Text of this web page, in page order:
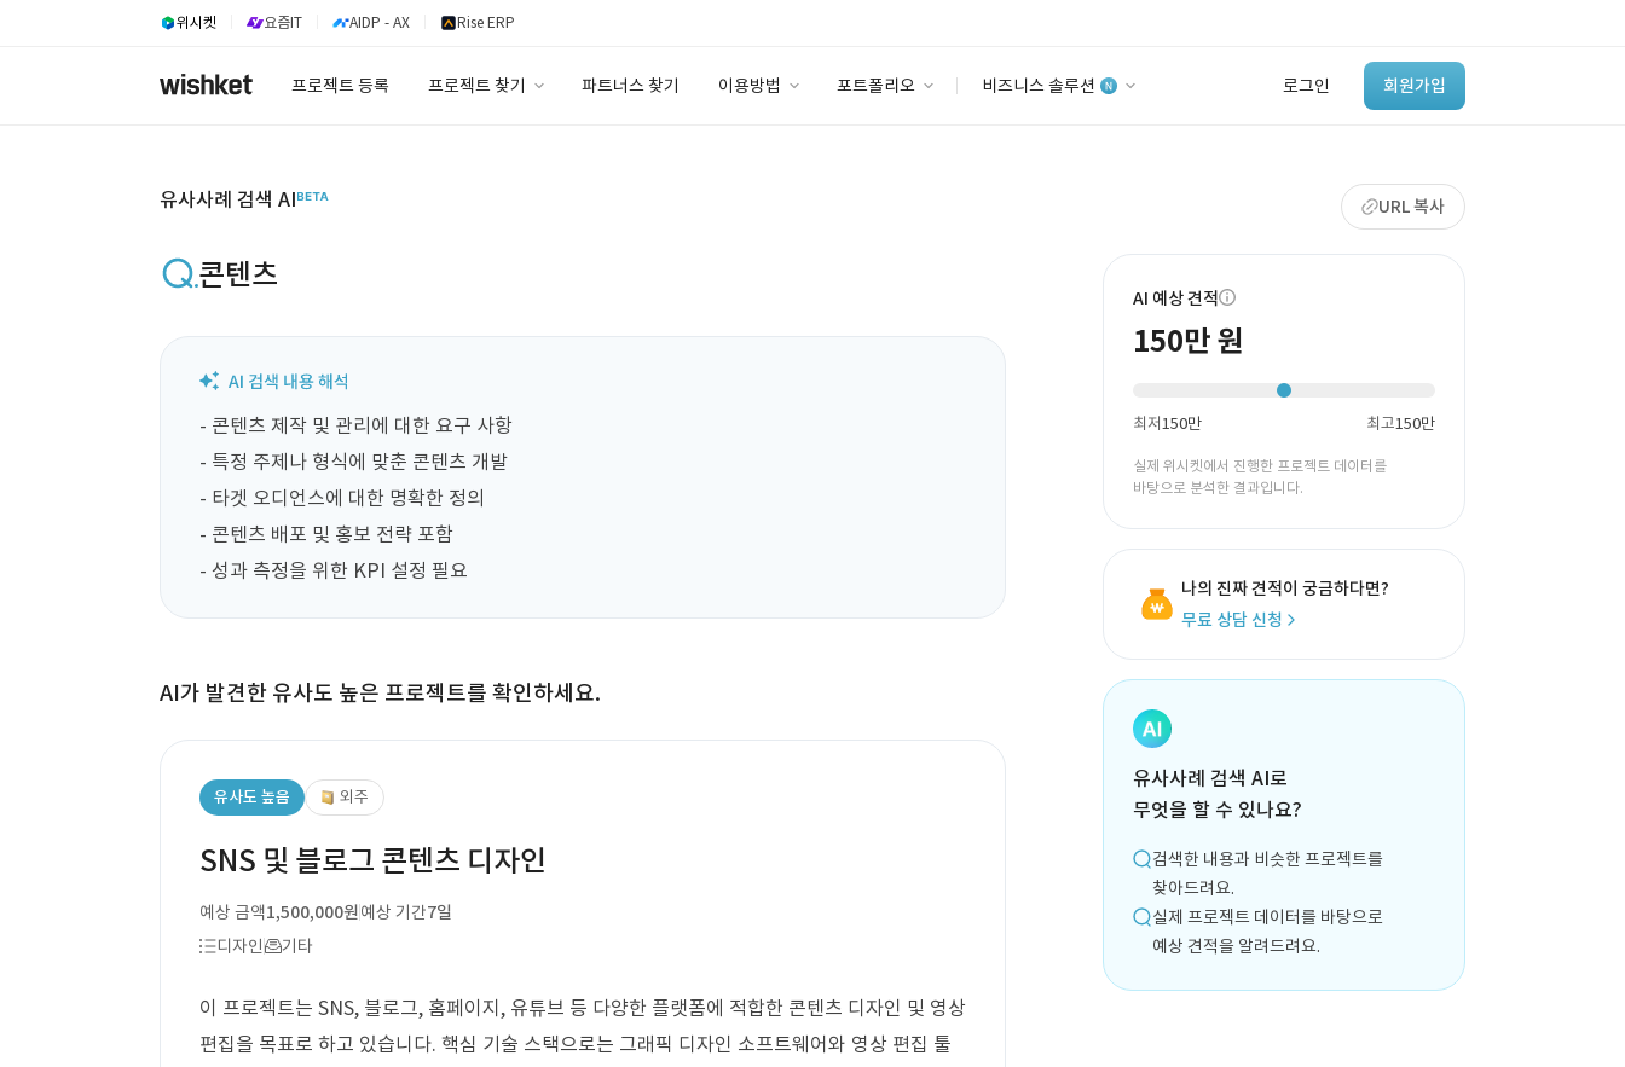
위시켓 요즘IT AIDP - AX Rise ERP
프로젝트 등록 프로젝트 찾기 파트너스 찾기 이용방법 포트폴리오 비즈니스 솔루션 로그인 회원가입
‘이런 거’ 만들어본
개발 회사 있어?
바로가기
유사사례 검색 AI URL 복사
콘텐츠
- 콘텐츠 제작 및 관리에 대한 요구 사항
- 특정 주제나 형식에 맞춘 콘텐츠 개발
- 타겟 오디언스에 대한 명확한 정의
- 콘텐츠 배포 및 홍보 전략 포함
- 성과 측정을 위한 KPI 설정 필요
AI가 발견한 유사도 높은 프로젝트를 확인하세요.
유사도 높음 외주
SNS 및 블로그 콘텐츠 디자인
예상 금액1,500,000원예상 기간7일
디자인
기타
이 프로젝트는 SNS, 블로그, 홈페이지, 유튜브 등 다양한 플랫폼에 적합한 콘텐츠 디자인 및 영상
편집을 목표로 하고 있습니다. 핵심 기술 스택으로는 그래픽 디자인 소프트웨어와 영상 편집 툴
AI 예상 견적
150만 원
최저150만 최고150만
실제 위시켓에서 진행한 프로젝트 데이터를
바탕으로 분석한 결과입니다.
나의 진짜 견적이 궁금하다면?
무료 상담 신청
유사사례 검색 AI로
무엇을 할 수 있나요?
검색한 내용과 비슷한 프로젝트를
찾아드려요.
실제 프로젝트 데이터를 바탕으로
예상 견적을 알려드려요.